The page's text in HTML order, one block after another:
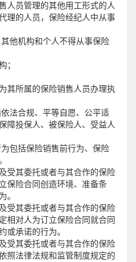
人员管理的其他用工形式的人
理的人员，保险经纪人中从事
他机构和个人不得从事保险
；
其所属的保险销售人员办理执
法合规、平等自愿、公平适
障投保人、被保险人、受益人
包括保险销售前行为、保险
受其委托或者与其合作的保险
保险合同创造环境、准备条
。
受其委托或者与其合作的保险
相对人为订立保险合同就合同
或承诺的行为。
受其委托或者与其合作的保险
照法律法规和监管制度规定的